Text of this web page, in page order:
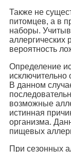
Также не
питомцев, а в
наборы.
аллергических
вероятность
Определение
В данном
возможные
истинная
организма.
пищевых
При сезонных